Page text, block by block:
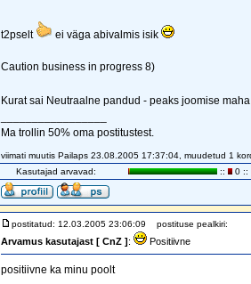
t2pselt ei väga abivalmis isik
Caution business in progress 8)
Kurat sai Neutraalne pandud - peaks joomise
Ma trollin 50% oma postitustest.
viimati muutis Pailaps 23.08.2005 17:37:04, muudetud 1
Kasutajad arvavad: :: 0 ::
postitatud: 12.03.2005 23:06:09 postituse pealkiri:
Arvamus kasutajast [ CnZ ]: Positiivne
positiivne ka minu poolt